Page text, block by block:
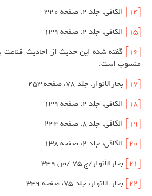
[14]
الكافي، جلد 2، صفحه 320
[15]
الكافي، جلد 2، صفحه 139
[16]
گفته شده این حدیث از احادیث قناعت
منسوب است.
[17]
بحارالانوار، جلد 78، صفحه 453
[18]
الكافي، جلد 2، صفحه 139
[19]
الكافي، جلد 8، صفحه 244
[20]
الكافي، جلد 2، صفحه 138
[21]
بحارالأنوار/ج 75 /ص 349
[22]
بحار الانوار، جلد 75،‌ صفحه 349